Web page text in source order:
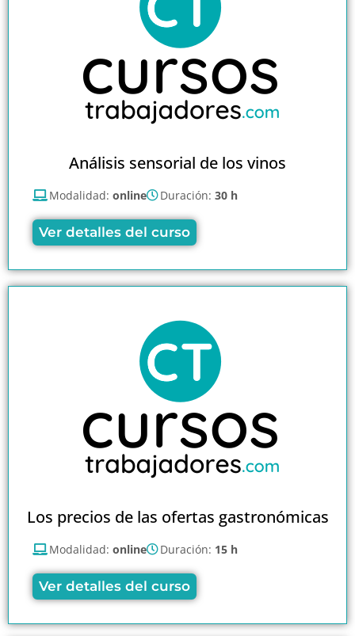
Análisis sensorial de los vinos
Modalidad: online Duración: 30 h
Ver detalles del curso
Los precios de las ofertas gastronómicas
Modalidad: online Duración: 15 h
Ver detalles del curso